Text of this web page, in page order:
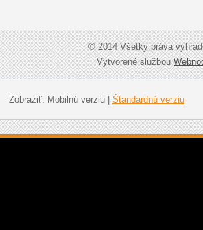
© 2014 Všetky práva
Vytvorené službou
Zobraziť: Mobilnú verziu| Štandardnú verziu